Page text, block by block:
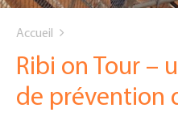
are
here
Accueil
Ribi on Tour –
de prévention